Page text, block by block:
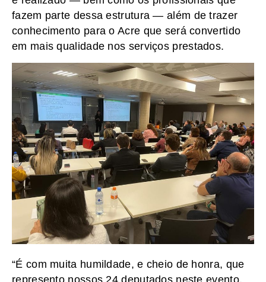
fazem parte dessa estrutura — além de trazer
conhecimento para o Acre que será convertido
em mais qualidade nos serviços prestados.
“É com muita humildade, e cheio de honra, que
represento nossos 24 deputados neste evento.